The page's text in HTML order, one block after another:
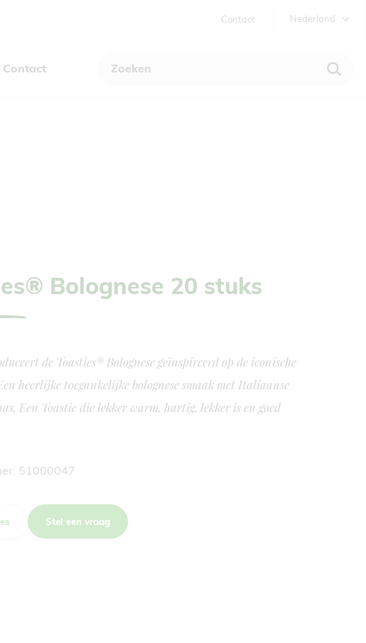
Tweede
Contact Nederland
Contact
Bolognese 20 stuks
de Toasties® Bolognese geïnspireerd op de iconische
heerlijke toegankelijke bolognese smaak met Italiaanse
Een Toastie die lekker warm, hartig, lekker is en goed
51000047
Stel een vraag